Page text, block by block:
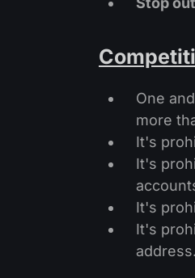
One
more
It's
It's
It's
It's
address.